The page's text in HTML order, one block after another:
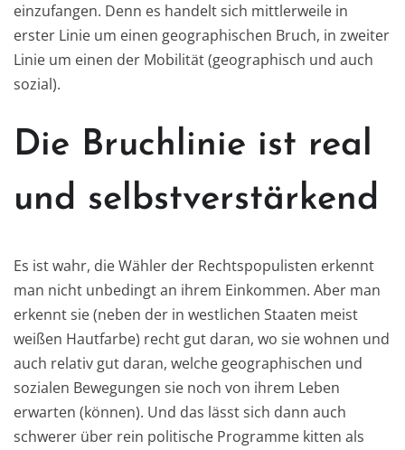
einzufangen. Denn es handelt sich mittlerweile in
erster Linie um einen geographischen Bruch, in zweiter
Linie um einen der Mobilität (geographisch und auch
sozial).
Die Bruchlinie ist real
und selbstverstärkend
Es ist wahr, die Wähler der Rechtspopulisten erkennt
man nicht unbedingt an ihrem Einkommen. Aber man
erkennt sie (neben der in westlichen Staaten meist
weißen Hautfarbe) recht gut daran, wo sie wohnen und
auch relativ gut daran, welche geographischen und
sozialen Bewegungen sie noch von ihrem Leben
erwarten (können). Und das lässt sich dann auch
schwerer über rein politische Programme kitten als